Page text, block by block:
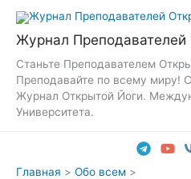
Перейти
содержимому
Журнал
Станьте Преподавателем
Преподавайте по всему миру!
Журнал Открытой Йоги.
Университета.
Главная
Обо всем